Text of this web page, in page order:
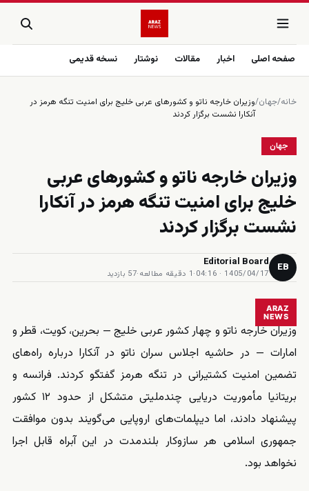
صفحه اصلی اخبار مقالات نوشتار نسخه قدیمی
خانه/جهان/وزیران خارجه ناتو و کشورهای عربی خلیج برای امنیت تنگه هرمز در
آنکارا نشست برگزار کردند
جهان
وزیران خارجه ناتو و کشورهای عربی
خلیج برای امنیت تنگه هرمز در آنکارا
نشست برگزار کردند
EB
Editorial Board
1405/04/17 · 04:16
·1 دقیقه مطالعه ·57 بازدید
ARAZ
NEWS
وزیران خارجه ناتو و چهار کشور عربی خلیج — بحرین، کویت، قطر و
امارات — در حاشیه اجلاس سران ناتو در آنکارا درباره راه‌های
تضمین امنیت کشتیرانی در تنگه هرمز گفتگو کردند. فرانسه و
بریتانیا مأموریت دریایی چندملیتی متشکل از حدود ۱۲ کشور
پیشنهاد دادند، اما دیپلمات‌های اروپایی می‌گویند بدون موافقت
جمهوری اسلامی هر سازوکار بلندمدت در این آبراه قابل اجرا
نخواهد بود.